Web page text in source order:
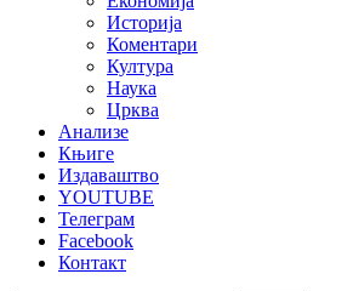
Историја
Коментари
Култура
Наука
Црква
Анализе
Књиге
Издаваштво
YOUTUBE
Телеграм
Facebook
Контакт